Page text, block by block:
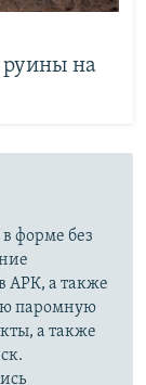
руины на
форме без
АРК, а также
паромную
а также